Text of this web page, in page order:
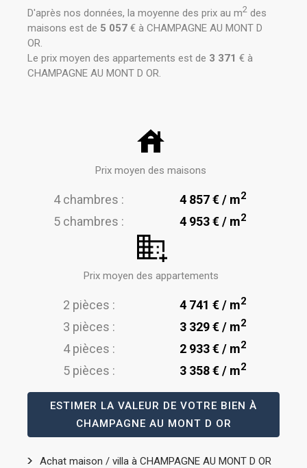
D'après nos données, la moyenne des prix au m2 des
maisons est de 5 057 € à CHAMPAGNE AU MONT D
OR.
Le prix moyen des appartements est de 3 371 € à
CHAMPAGNE AU MONT D OR.
Prix moyen des maisons
4 chambres : 4 857 € / m2
5 chambres : 4 953 € / m2
Prix moyen des appartements
2 pièces : 4 741 € / m2
3 pièces : 3 329 € / m2
4 pièces : 2 933 € / m2
5 pièces : 3 358 € / m2
ESTIMER LA VALEUR DE VOTRE BIEN À
CHAMPAGNE AU MONT D OR
Achat maison / villa à CHAMPAGNE AU MONT D OR